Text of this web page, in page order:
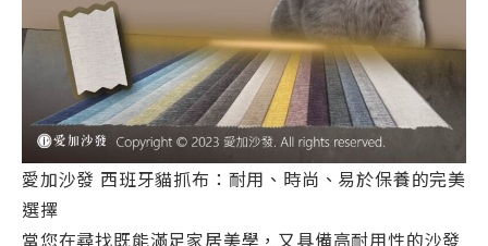
愛加沙發 西班牙貓抓布：耐用、時尚、易於保養的完美
選擇
當您在尋找既能滿足家居美學，又具備高耐用性的沙發